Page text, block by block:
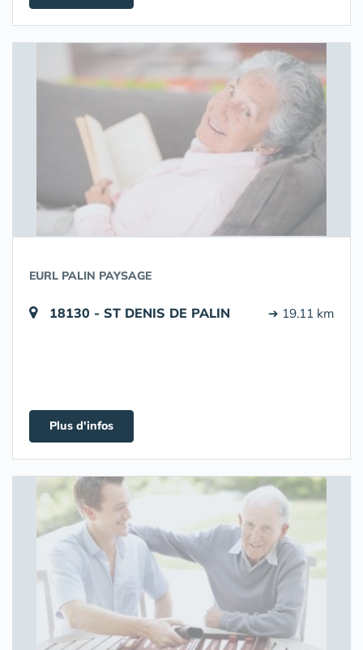
EURL PALIN PAYSAGE
18130 - ST DENIS DE PALIN ➔ 19.11 km
Plus d'infos